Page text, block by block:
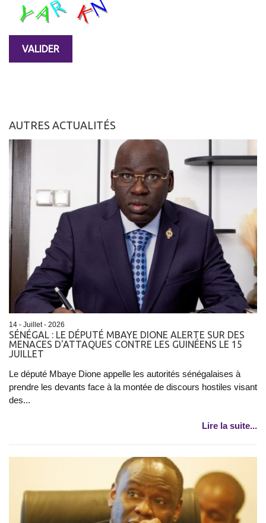
AUTRES ACTUALITÉS
14 - Juillet - 2026
SÉNÉGAL : LE DÉPUTÉ MBAYE DIONE ALERTE SUR DES
MENACES D'ATTAQUES CONTRE LES GUINÉENS LE 15
JUILLET
Le député Mbaye Dione appelle les autorités sénégalaises à
prendre les devants face à la montée de discours hostiles visant
des...
Lire la suite...